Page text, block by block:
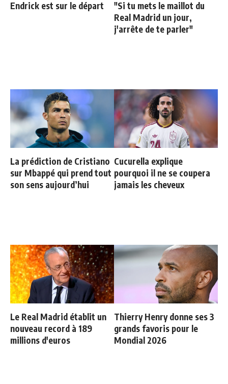
Endrick est sur le départ
"Si tu mets le maillot du
Real Madrid un jour,
j'arrête de te parler"
La prédiction de Cristiano
sur Mbappé qui prend tout
son sens aujourd’hui
Cucurella explique
pourquoi il ne se coupera
jamais les cheveux
Le Real Madrid établit un
nouveau record à 189
millions d'euros
Thierry Henry donne ses 3
grands favoris pour le
Mondial 2026